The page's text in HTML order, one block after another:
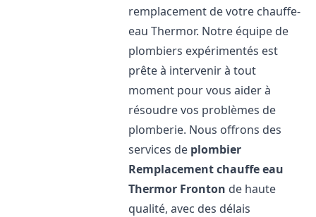
remplacement de votre chauffe-
eau Thermor. Notre équipe de
plombiers expérimentés est
prête à intervenir à tout
moment pour vous aider à
résoudre vos problèmes de
plomberie. Nous offrons des
services de plombier
Remplacement chauffe eau
Thermor Fronton de haute
qualité, avec des délais